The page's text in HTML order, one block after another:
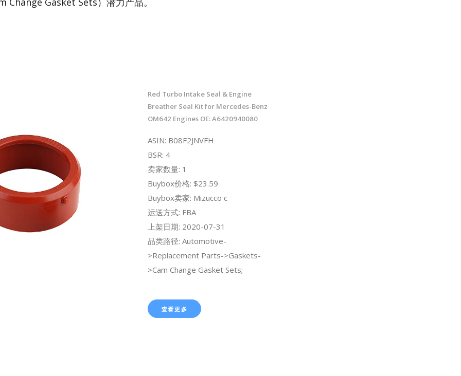
Red Turbo Intake Seal & Engine
Breather Seal Kit for Mercedes-Benz
OM642 Engines OE: A6420940080
ASIN: B08F2JNVFH
BSR: 4
卖家数量: 1
Buybox价格: $23.59
Buybox卖家: Mizucco c
运送方式: FBA
上架日期: 2020-07-31
品类路径: Automotive-
>Replacement Parts->Gaskets-
>Cam Change Gasket Sets;
查看更多